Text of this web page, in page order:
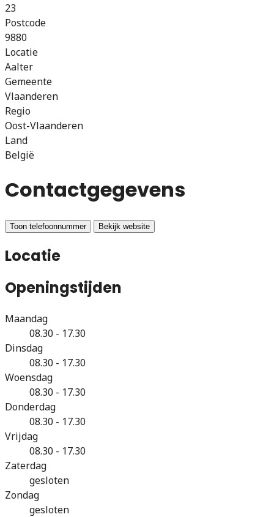
23
Postcode
9880
Locatie
Aalter
Gemeente
Vlaanderen
Regio
Oost-Vlaanderen
Land
België
Contactgegevens
Toon telefoonnummer Bekijk website
Locatie
Openingstijden
Maandag
08.30 - 17.30
Dinsdag
08.30 - 17.30
Woensdag
08.30 - 17.30
Donderdag
08.30 - 17.30
Vrijdag
08.30 - 17.30
Zaterdag
gesloten
Zondag
gesloten